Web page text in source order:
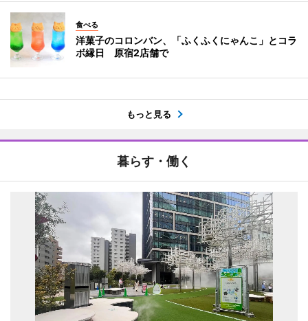
食べる
洋菓子のコロンバン、「ふくふくにゃんこ」とコラ
ボ縁日 原宿2店舗で
もっと見る
暮らす・働く